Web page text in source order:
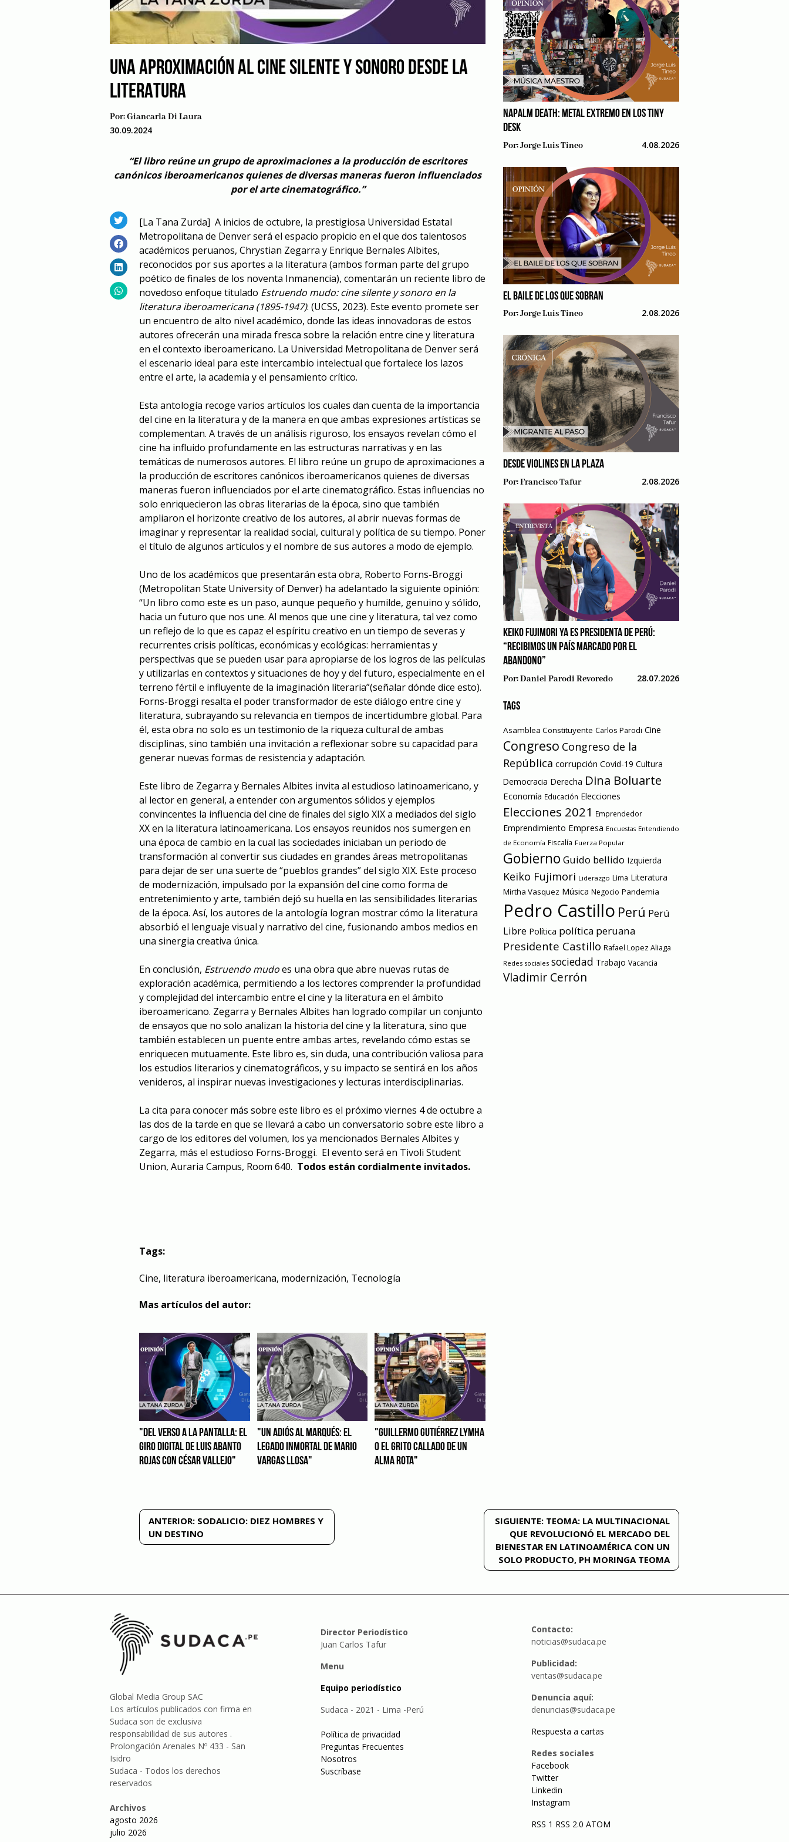
UNA APROXIMACIÓN AL CINE SILENTE Y SONORO DESDE LA
LITERATURA
Por:Giancarla Di Laura
30.09.2024
“El libro reúne un grupo de aproximaciones a la producción de escritores
canónicos iberoamericanos quienes de diversas maneras fueron influenciados
por el arte cinematográfico.”
[La Tana Zurda] A inicios de octubre, la prestigiosa Universidad Estatal
Metropolitana de Denver será el espacio propicio en el que dos talentosos
académicos peruanos, Chrystian Zegarra y Enrique Bernales Albites,
reconocidos por sus aportes a la literatura (ambos forman parte del grupo
poético de finales de los noventa Inmanencia), comentarán un reciente libro de
novedoso enfoque titulado Estruendo mudo: cine silente y sonoro en la
literatura iberoamericana (1895-1947). (UCSS, 2023). Este evento promete ser
un encuentro de alto nivel académico, donde las ideas innovadoras de estos
autores ofrecerán una mirada fresca sobre la relación entre cine y literatura
en el contexto iberoamericano. La Universidad Metropolitana de Denver será
el escenario ideal para este intercambio intelectual que fortalece los lazos
entre el arte, la academia y el pensamiento crítico.
Esta antología recoge varios artículos los cuales dan cuenta de la importancia
del cine en la literatura y de la manera en que ambas expresiones artísticas se
complementan. A través de un análisis riguroso, los ensayos revelan cómo el
cine ha influido profundamente en las estructuras narrativas y en las
temáticas de numerosos autores. El libro reúne un grupo de aproximaciones a
la producción de escritores canónicos iberoamericanos quienes de diversas
maneras fueron influenciados por el arte cinematográfico. Estas influencias no
solo enriquecieron las obras literarias de la época, sino que también
ampliaron el horizonte creativo de los autores, al abrir nuevas formas de
imaginar y representar la realidad social, cultural y política de su tiempo. Poner
el título de algunos artículos y el nombre de sus autores a modo de ejemplo.
Uno de los académicos que presentarán esta obra, Roberto Forns-Broggi
(Metropolitan State University of Denver) ha adelantado la siguiente opinión:
“Un libro como este es un paso, aunque pequeño y humilde, genuino y sólido,
hacia un futuro que nos une. Al menos que une cine y literatura, tal vez como
un reflejo de lo que es capaz el espíritu creativo en un tiempo de severas y
recurrentes crisis políticas, económicas y ecológicas: herramientas y
perspectivas que se pueden usar para apropiarse de los logros de las películas
y utilizarlas en contextos y situaciones de hoy y del futuro, especialmente en el
terreno fértil e influyente de la imaginación literaria”(señalar dónde dice esto).
Forns-Broggi resalta el poder transformador de este diálogo entre cine y
literatura, subrayando su relevancia en tiempos de incertidumbre global. Para
él, esta obra no solo es un testimonio de la riqueza cultural de ambas
disciplinas, sino también una invitación a reflexionar sobre su capacidad para
generar nuevas formas de resistencia y adaptación.
Este libro de Zegarra y Bernales Albites invita al estudioso latinoamericano, y
al lector en general, a entender con argumentos sólidos y ejemplos
convincentes la influencia del cine de finales del siglo XIX a mediados del siglo
XX en la literatura latinoamericana. Los ensayos reunidos nos sumergen en
una época de cambio en la cual las sociedades iniciaban un periodo de
transformación al convertir sus ciudades en grandes áreas metropolitanas
para dejar de ser una suerte de “pueblos grandes” del siglo XIX. Este proceso
de modernización, impulsado por la expansión del cine como forma de
entretenimiento y arte, también dejó su huella en las sensibilidades literarias
de la época. Así, los autores de la antología logran mostrar cómo la literatura
absorbió el lenguaje visual y narrativo del cine, fusionando ambos medios en
una sinergia creativa única.
En conclusión, Estruendo mudoes una obra que abre nuevas rutas de
exploración académica, permitiendo a los lectores comprender la profundidad
y complejidad del intercambio entre el cine y la literatura en el ámbito
iberoamericano. Zegarra y Bernales Albites han logrado compilar un conjunto
de ensayos que no solo analizan la historia del cine y la literatura, sino que
también establecen un puente entre ambas artes, revelando cómo estas se
enriquecen mutuamente. Este libro es, sin duda, una contribución valiosa para
los estudios literarios y cinematográficos, y su impacto se sentirá en los años
venideros, al inspirar nuevas investigaciones y lecturas interdisciplinarias.
La cita para conocer más sobre este libro es el próximo viernes 4 de octubre a
las dos de la tarde en que se llevará a cabo un conversatorio sobre este libro a
cargo de los editores del volumen, los ya mencionados Bernales Albites y
Zegarra, más el estudioso Forns-Broggi. El evento será en Tivoli Student
Union, Auraria Campus, Room 640. Todos están cordialmente invitados.
Tags:
Cine, literatura iberoamericana, modernización, Tecnología
Mas artículos del autor:
"DEL VERSO A LA PANTALLA: EL
GIRO DIGITAL DE LUIS ABANTO
ROJAS CON CÉSAR VALLEJO"
"UN ADIÓS AL MARQUÉS: EL
LEGADO INMORTAL DE MARIO
VARGAS LLOSA"
"GUILLERMO GUTIÉRREZ LYMHA
O EL GRITO CALLADO DE UN
ALMA ROTA"
NAPALM DEATH: METAL EXTREMO EN LOS TINY
DESK
Por:Jorge Luis Tineo 4.08.2026
EL BAILE DE LOS QUE SOBRAN
Por:Jorge Luis Tineo 2.08.2026
DESDE VIOLINES EN LA PLAZA
Por:Francisco Tafur 2.08.2026
KEIKO FUJIMORI YA ES PRESIDENTA DE PERÚ:
“RECIBIMOS UN PAÍS MARCADO POR EL
ABANDONO”
Por:Daniel Parodi Revoredo 28.07.2026
TAGS
Asamblea Constituyente Carlos Parodi Cine
Congreso Congreso de la
República corrupción Covid-19 Cultura
Democracia Derecha Dina Boluarte
Economía Educación Elecciones
Elecciones 2021 Emprendedor
Emprendimiento Empresa Encuestas Entendiendo
de Economía Fiscalía Fuerza Popular
Gobierno Guido bellido Izquierda
Keiko Fujimori Liderazgo Lima Literatura
Mirtha Vasquez Música Negocio Pandemia
Pedro Castillo Perú Perú
Libre Política política peruana
Presidente Castillo Rafael Lopez Aliaga
Redes sociales sociedad Trabajo Vacancia
Vladimir Cerrón
Navegación
de
ANTERIOR: SODALICIO: DIEZ HOMBRES Y
UN DESTINO
SIGUIENTE: TEOMA: LA MULTINACIONAL
QUE REVOLUCIONÓ EL MERCADO DEL
BIENESTAR EN LATINOAMÉRICA CON UN
SOLO PRODUCTO, PH MORINGA TEOMA
Global Media Group SAC
Los artículos publicados con firma en
Sudaca son de exclusiva
responsabilidad de sus autores .
Prolongación Arenales Nº 433 - San
Isidro
Sudaca - Todos los derechos
reservados
Archivos
agosto 2026
julio 2026
Director Periodístico
Juan Carlos Tafur
Menu
Equipo periodístico
Sudaca - 2021 - Lima -Perú
Política de privacidad
Preguntas Frecuentes
Nosotros
Suscríbase
Contacto:
noticias@sudaca.pe
Publicidad:
ventas@sudaca.pe
Denuncia aquí:
denuncias@sudaca.pe
Respuesta a cartas
Redes sociales
Facebook
Twitter
Linkedin
Instagram
RSS 1 RSS 2.0 ATOM